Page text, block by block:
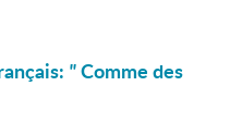
"Comme des